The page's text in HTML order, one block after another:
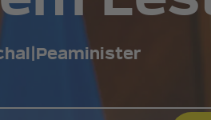
Peaminister